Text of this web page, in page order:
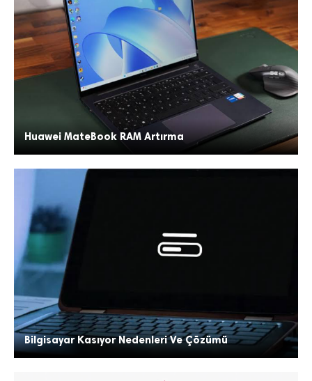
Huawei MateBook RAM Artırma
Bilgisayar Kasıyor Nedenleri Ve Çözümü